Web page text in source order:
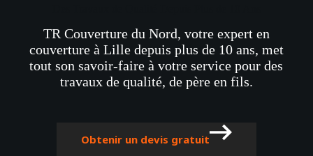
TR Couverture du Nord, votre expert en
couverture à Lille depuis plus de 10 ans, met
tout son savoir-faire à votre service pour des
travaux de qualité, de père en fils.
Obtenir un devis gratuit